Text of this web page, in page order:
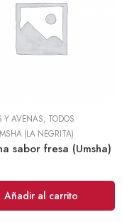
Y AVENAS, TODOS
(LA NEGRITA)
sabor fresa (Umsha)
Añadir al carrito